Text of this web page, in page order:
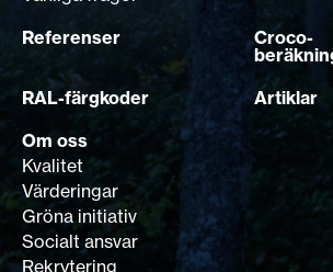
Referenser
Croco-
RAL-färgkoder
Artiklar
Om oss
Kvalitet
Värderingar
Gröna initiativ
Socialt ansvar
Rekrytering